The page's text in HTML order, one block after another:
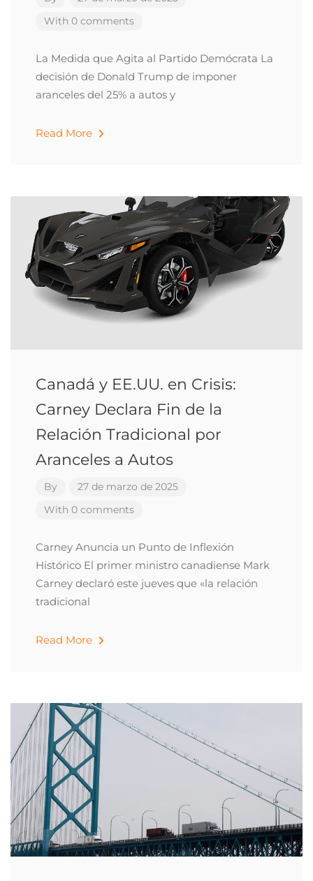
With 0 comments
La Medida que Agita al Partido Demócrata La
decisión de Donald Trump de imponer
aranceles del 25% a autos y
Read More
Canadá y EE.UU. en Crisis:
Carney Declara Fin de la
Relación Tradicional por
Aranceles a Autos
By
27 de marzo de 2025
With 0 comments
Carney Anuncia un Punto de Inflexión
Histórico El primer ministro canadiense Mark
Carney declaró este jueves que «la relación
tradicional
Read More